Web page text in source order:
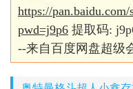
https://
pwd=j9p6 提取码:
--来自百度网盘超级